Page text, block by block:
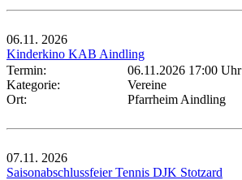
06.11. 2026
Kinderkino KAB Aindling
Termin:
06.11.2026 17:00 Uhr
Kategorie:
Vereine
Ort:
Pfarrheim Aindling
07.11. 2026
Saisonabschlussfeier Tennis DJK Stotzard